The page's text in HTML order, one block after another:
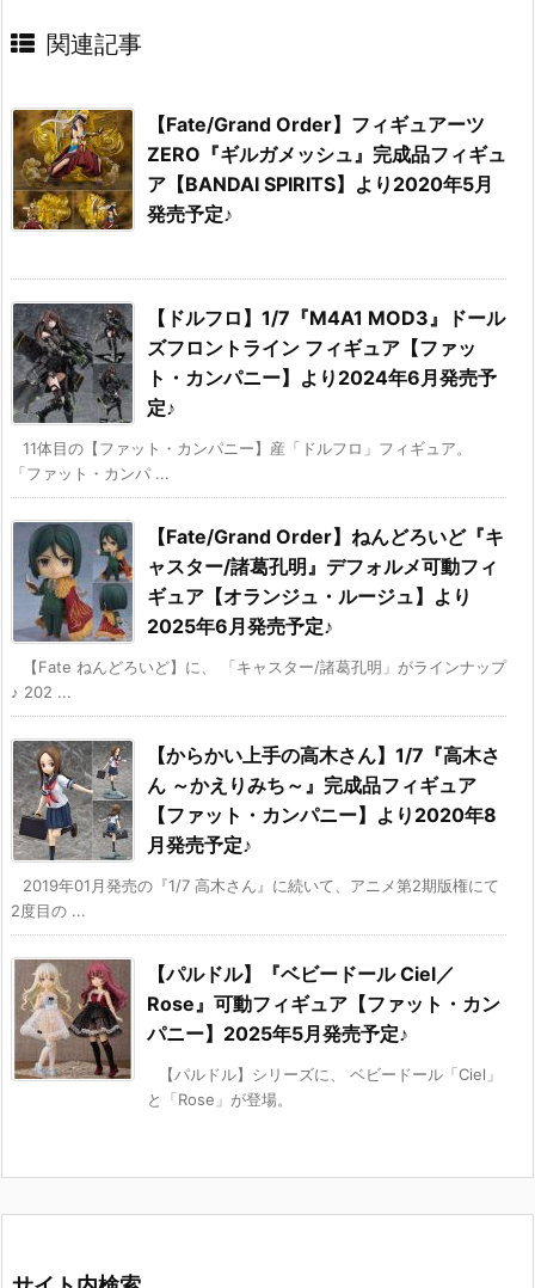
関連記事
【Fate/Grand Order】フィギュアーツ
ZERO『ギルガメッシュ』完成品フィギュ
ア【BANDAI SPIRITS】より2020年5月
発売予定♪
【ドルフロ】1/7『M4A1 MOD3』ドール
ズフロントライン フィギュア【ファッ
ト・カンパニー】より2024年6月発売予
定♪
11体目の【ファット・カンパニー】産「ドルフロ」フィギュア。
「ファット・カンパ ...
【Fate/Grand Order】ねんどろいど『キ
ャスター/諸葛孔明』デフォルメ可動フィ
ギュア【オランジュ・ルージュ】より
2025年6月発売予定♪
【Fate ねんどろいど】に、 「キャスター/諸葛孔明」がラインナップ
♪ 202 ...
【からかい上手の高木さん】1/7『高木さ
ん ～かえりみち～』完成品フィギュア
【ファット・カンパニー】より2020年8
月発売予定♪
2019年01月発売の『1/7 高木さん』に続いて、アニメ第2期版権にて
2度目の ...
【パルドル】『ベビードール Ciel／
Rose』可動フィギュア【ファット・カン
パニー】2025年5月発売予定♪
【パルドル】シリーズに、 ベビードール「Ciel」
と「Rose」が登場。